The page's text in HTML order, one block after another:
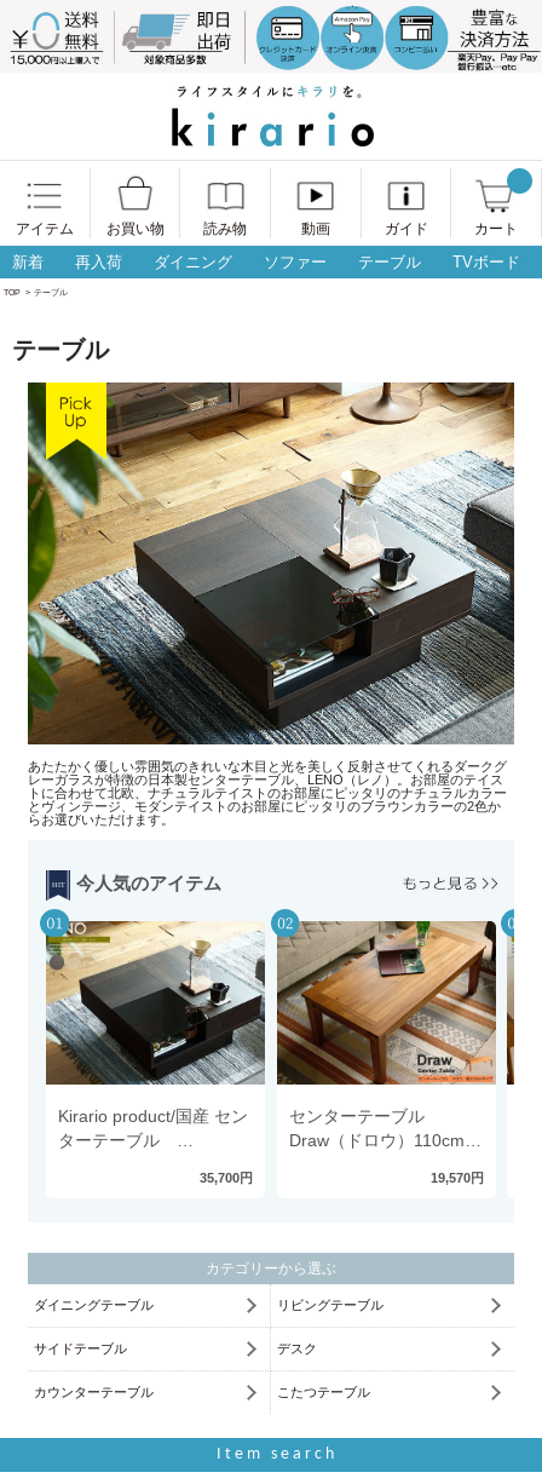
アイテム お買い物 読み物 動画 ガイド カート
新着 再入荷 ダイニング ソファー テーブル TVボード
TOP > テーブル
テーブル
あたたかく優しい雰囲気のきれいな木目と光を美しく反射させてくれるダークグ
レーガラスが特徴の日本製センターテーブル、LENO（レノ）。お部屋のテイス
トに合わせて北欧、ナチュラルテイストのお部屋にピッタリのナチュラルカラー
とヴィンテージ、モダンテイストのお部屋にピッタリのブラウンカラーの2色か
らお選びいただけます。
今人気のアイテム
Kirario product/国産 セン
ターテーブル
35,700円
センターテーブル
Draw（ドロウ）110cmタ
19,570円
カテゴリーから選ぶ
ダイニングテーブル リビングテーブル
サイドテーブル デスク
カウンターテーブル こたつテーブル
Item search